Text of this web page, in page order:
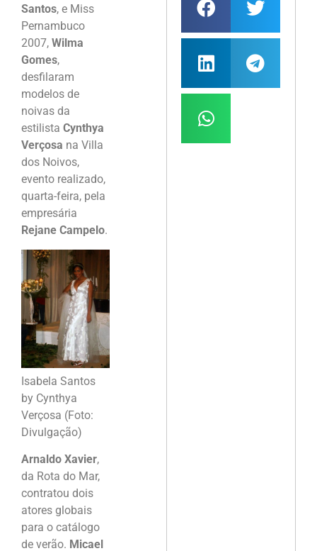
Santos, e Miss
Pernambuco
2007, Wilma
Gomes,
desfilaram
modelos de
noivas da
estilista Cynthya
Verçosa na Villa
dos Noivos,
evento realizado,
quarta-feira, pela
empresária
Rejane Campelo.
Isabela Santos
by Cynthya
Verçosa (Foto:
Divulgação)
Arnaldo Xavier,
da Rota do Mar,
contratou dois
atores globais
para o catálogo
de verão. Micael